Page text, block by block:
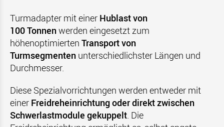
Turmadapter mit einer Hublast von
100 Tonnen werden eingesetzt zum
höhenoptimierten Transport von
Turmsegmenten unterschiedlichster Längen und
Durchmesser.
Diese Spezialvorrichtungen werden entweder mit
einer Freidreheinrichtung oder direkt zwischen
Schwerlastmodule gekuppelt. Die